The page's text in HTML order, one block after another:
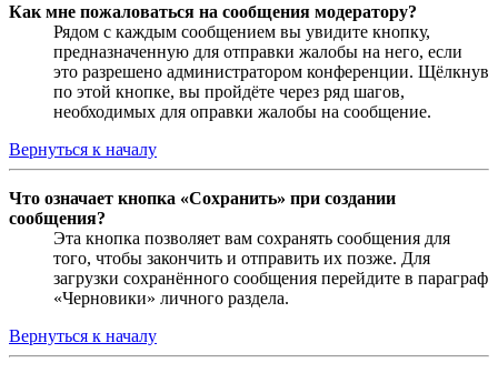
Как мне пожаловаться на сообщения модератору?
Рядом с каждым сообщением вы увидите кнопку,
предназначенную для отправки жалобы на него, если
это разрешено администратором конференции. Щёлкнув
по этой кнопке, вы пройдёте через ряд шагов,
необходимых для оправки жалобы на сообщение.
Вернуться к началу
Что означает кнопка «Сохранить» при создании
сообщения?
Эта кнопка позволяет вам сохранять сообщения для
того, чтобы закончить и отправить их позже. Для
загрузки сохранённого сообщения перейдите в параграф
«Черновики» личного раздела.
Вернуться к началу